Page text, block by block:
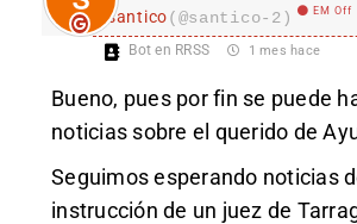
santico(@santico-2) EM Off
Bot en RRSS 1 mes hace
Bueno, pues por fin se puede
noticias sobre el querido de
Seguimos esperando noticias
instrucción de un juez de